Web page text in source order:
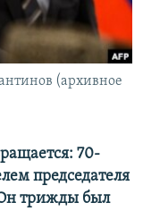
(архивное
70-
председателя
трижды был